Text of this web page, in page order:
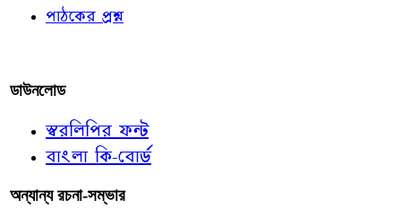
পাঠকের প্রশ্ন
ডাউনলোড
স্বরলিপির ফন্ট
বাংলা কি-বোর্ড
অন্যান্য রচনা-সম্ভার